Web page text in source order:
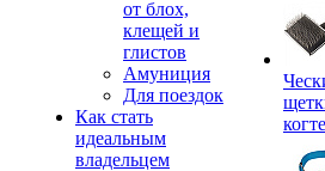
от блох,
клещей и
глистов
Амуниция
Для поездок
Как стать
идеальным
владельцем